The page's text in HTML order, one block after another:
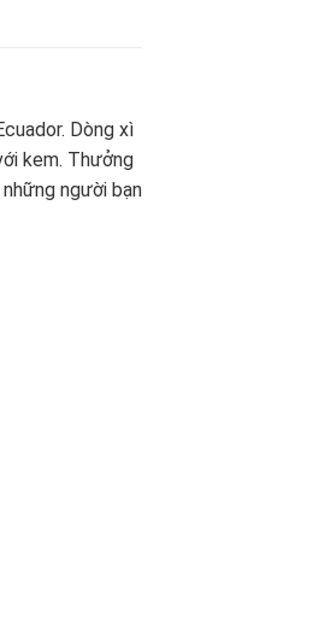
Dòng xì
kem. Thưởng
người bạn